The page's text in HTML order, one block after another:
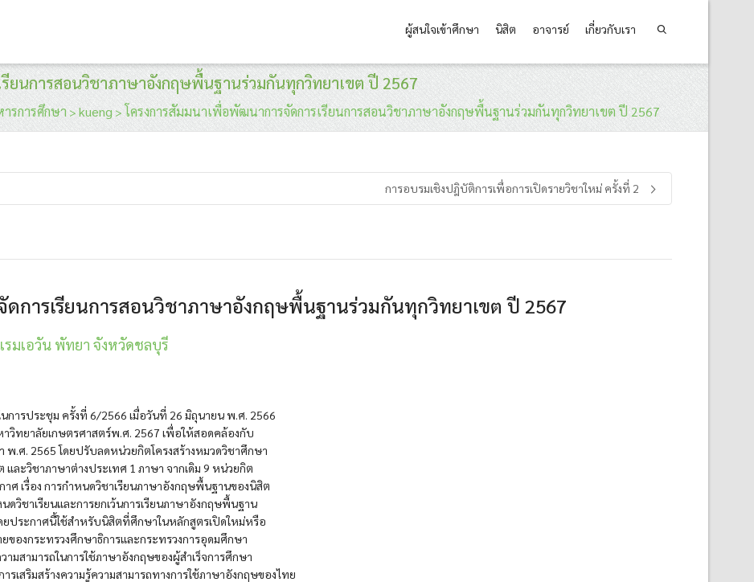
ผู้สนใจเข้าศึกษา นิสิต อาจารย์ เกี่ยวกับเรา
ยนการสอนวิชาภาษาอังกฤษพื้นฐานร่วมกันทุกวิทยาเขต ปี 2567
รการศึกษา > kueng > โครงการสัมมนาเพื่อพัฒนาการจัดการเรียนการสอนวิชาภาษาอังกฤษพื้นฐานร่วมกันทุกวิทยาเขต ปี 2567
การอบรมเชิงปฎิบัติการเพื่อการเปิดรายวิชาใหม่ ครั้งที่ 2
การเรียนการสอนวิชาภาษาอังกฤษพื้นฐานร่วมกันทุกวิทยาเขต ปี 2567
มเอวัน พัทยา จังหวัดชลบุรี
ารประชุม ครั้งที่ 6/2566 เมื่อวันที่ 26 มิถุนายน พ.ศ. 2566
วิทยาลัยเกษตรศาสตร์พ.ศ. 2567 เพื่อให้สอดคล้องกับ
.ศ. 2565 โดยปรับลดหน่วยกิตโครงสร้างหมวดวิชาศึกษา
ละวิชาภาษาต่างประเทศ 1 ภาษา จากเดิม 9 หน่วยกิต
ศ เรื่อง การกําหนดวิชาเรียนภาษาอังกฤษพื้นฐานของนิสิต
วิชาเรียนและการยกเว้นการเรียนภาษาอังกฤษพื้นฐาน
ประกาศนี้ใช้สําหรับนิสิตที่ศึกษาในหลักสูตรเปิดใหม่หรือ
องกระทรวงศึกษาธิการและกระทรวงการอุดมศึกษา
มสามารถในการใช้ภาษาอังกฤษของผู้สําเร็จการศึกษา
เสริมสร้างความรู้ความสามารถทางการใช้ภาษาอังกฤษของไทย